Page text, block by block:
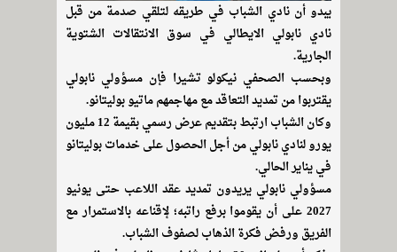
يبدو أن نادي الشباب في طريقه لتلقي صدمة من قبل
نادي نابولي الايطالي في سوق الانتقالات الشتوية
الجارية.
وبحسب الصحفي نيكولو تشيرا فإن مسؤولي نابولي
يقتربوا من تمديد التعاقد مع مهاجمهم ماتيو بوليتانو.
وكان الشباب ارتبط بتقديم عرض رسمي بقيمة 12 مليون
يورو لنادي نابولي من أجل الحصول على خدمات بوليتانو
في يناير الحالي.
مسؤولي نابولي يريدون تمديد عقد اللاعب حتى يونيو
2027 على أن يقوموا برفع راتبه؛ لإقناعه بالاستمرار مع
الفريق ورفض فكرة الذهاب لصفوف الشباب.